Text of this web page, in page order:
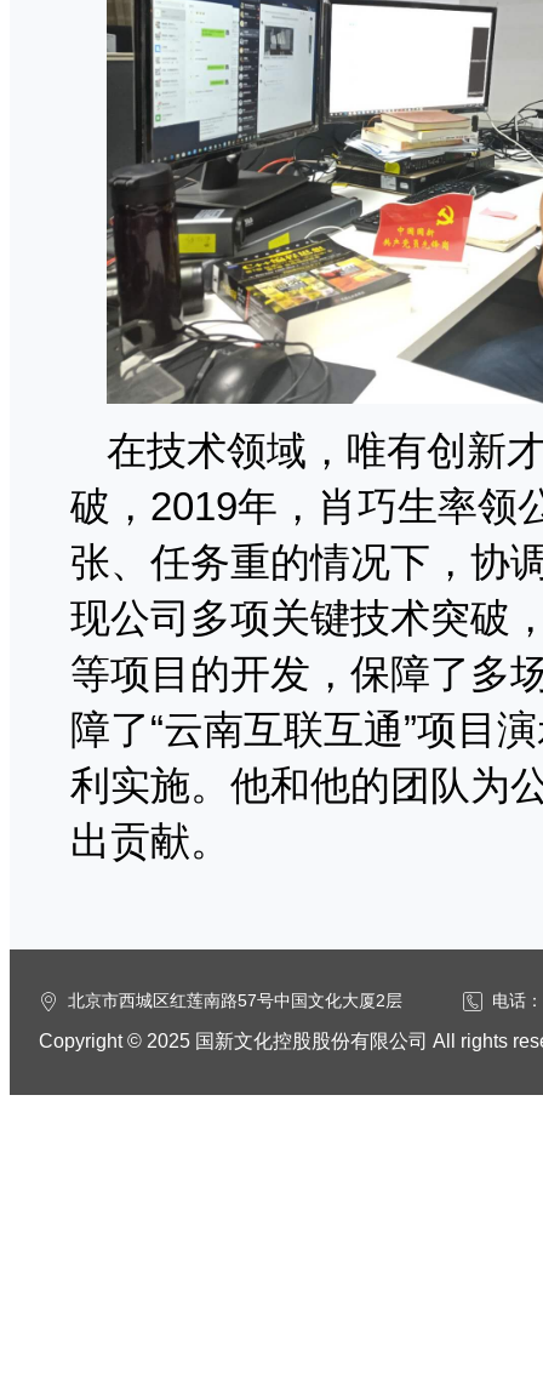
在技术领域，唯有创新
破，2019年，肖巧生率领
张、任务重的情况下，协
现公司多项关键技术突破
等项目的开发，保障了多
障了“云南互联互通”项目
利实施。他和他的团队为
出贡献。
北京市西城区红莲南路57号中国文化大厦2层 电话
Copyright © 2025 国新文化控股股份有限公司 All rights